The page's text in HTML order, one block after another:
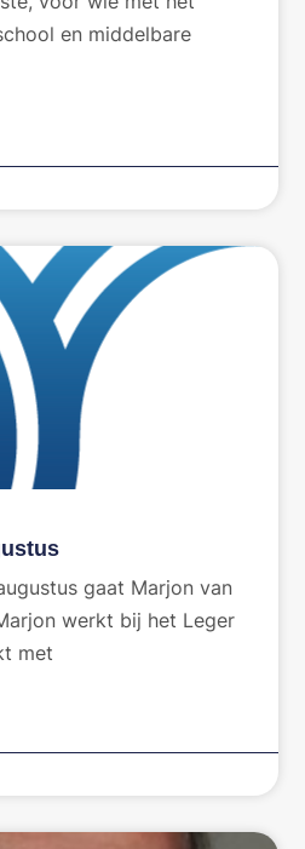
en middelbare
gaat Marjon van
werkt bij het Leger
met